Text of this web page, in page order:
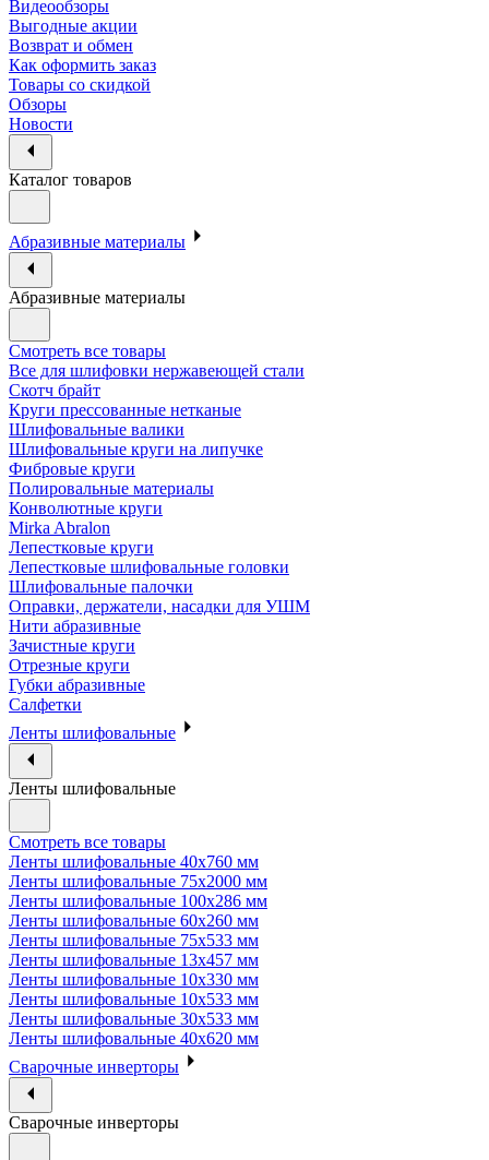
Видеообзоры
Выгодные акции
Возврат и обмен
Как оформить заказ
Товары со скидкой
Обзоры
Новости
Каталог товаров
Абразивные материалы
Абразивные материалы
Смотреть все товары
Все для шлифовки нержавеющей стали
Скотч брайт
Круги прессованные нетканые
Шлифовальные валики
Шлифовальные круги на липучке
Фибровые круги
Полировальные материалы
Конволютные круги
Mirka Abralon
Лепестковые круги
Лепестковые шлифовальные головки
Шлифовальные палочки
Оправки, держатели, насадки для УШМ
Нити абразивные
Зачистные круги
Отрезные круги
Губки абразивные
Салфетки
Ленты шлифовальные
Ленты шлифовальные
Смотреть все товары
Ленты шлифовальные 40х760 мм
Ленты шлифовальные 75х2000 мм
Ленты шлифовальные 100х286 мм
Ленты шлифовальные 60х260 мм
Ленты шлифовальные 75х533 мм
Ленты шлифовальные 13х457 мм
Ленты шлифовальные 10х330 мм
Ленты шлифовальные 10х533 мм
Ленты шлифовальные 30х533 мм
Ленты шлифовальные 40х620 мм
Сварочные инверторы
Сварочные инверторы